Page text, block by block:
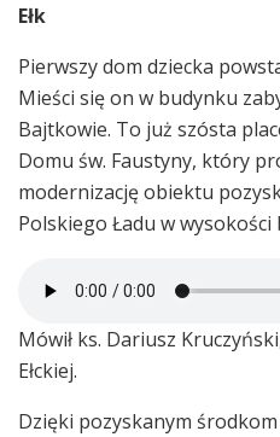
Ełk
Pierwszy dom dziecka
Mieści się on w budynku
Bajtkowie. To już szósta
Domu św. Faustyny, który
modernizację obiektu
Polskiego Ładu w wysokości
Mówił ks. Dariusz
Ełckiej.
Dzięki pozyskanym